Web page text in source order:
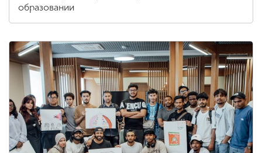
образовании